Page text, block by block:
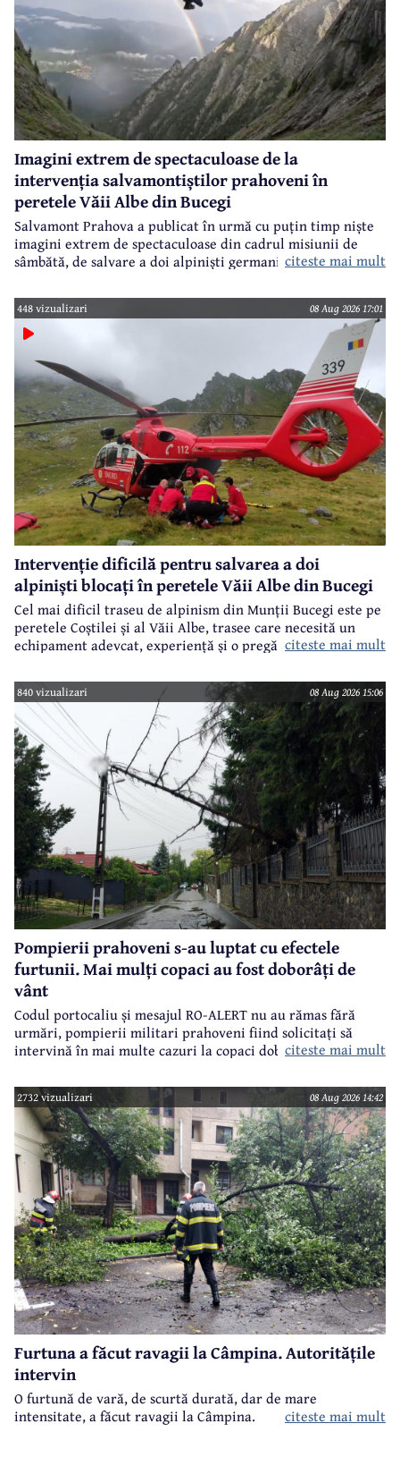
Imagini extrem de spectaculoase de la
intervenția salvamontiștilor prahoveni în
peretele Văii Albe din Bucegi
Salvamont Prahova a publicat în urmă cu puțin timp niște
imagini extrem de spectaculoase din cadrul misiunii de
sâmbătă, de salvare a doi alpiniști germani din peretele
citeste mai mult
448 vizualizari 08 Aug 2026 17:01
Intervenție dificilă pentru salvarea a doi
alpiniști blocați în peretele Văii Albe din Bucegi
Cel mai dificil traseu de alpinism din Munții Bucegi este pe
peretele Coștilei și al Văii Albe, trasee care necesită un
echipament adevcat, experiență și o pregătire specifică.
citeste mai mult
840 vizualizari 08 Aug 2026 15:06
Pompierii prahoveni s-au luptat cu efectele
furtunii. Mai mulți copaci au fost doborâți de
vânt
Codul portocaliu și mesajul RO-ALERT nu au rămas fără
urmări, pompierii militari prahoveni fiind solicitați să
intervină în mai multe cazuri la copaci doborâți în urma
citeste mai mult
2732 vizualizari 08 Aug 2026 14:42
Furtuna a făcut ravagii la Câmpina. Autoritățile
intervin
O furtună de vară, de scurtă durată, dar de mare
intensitate, a făcut ravagii la Câmpina.
citeste mai mult